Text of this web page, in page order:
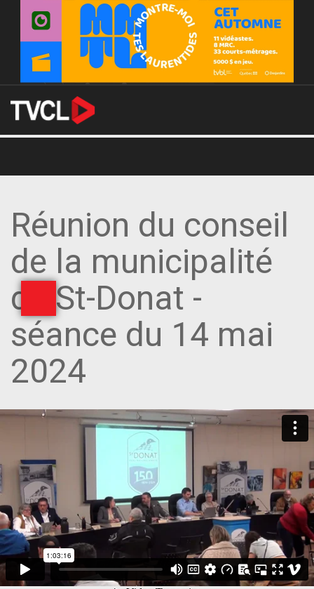
Réunion du conseil
de la municipalité
de St-Donat -
séance du 14 mai
2024